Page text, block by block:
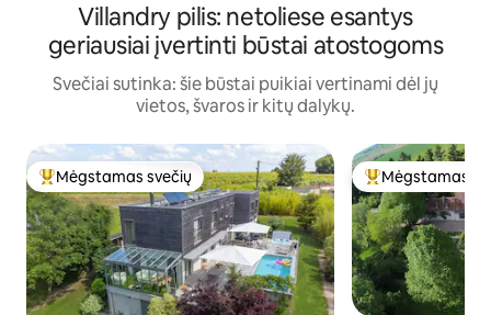
Villandry pilis: netoliese esantys
geriausiai įvertinti būstai atostogoms
Svečiai sutinka: šie būstai puikiai vertinami dėl jų
vietos, švaros ir kitų dalykų.
Svečių mėgstamiausias
Mėgstamas svečių Svečių
Mėgstamas